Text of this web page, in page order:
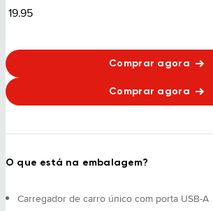
19.95
Comprar agora
Comprar agora
O que está na embalagem?
Carregador de carro único com porta USB-A